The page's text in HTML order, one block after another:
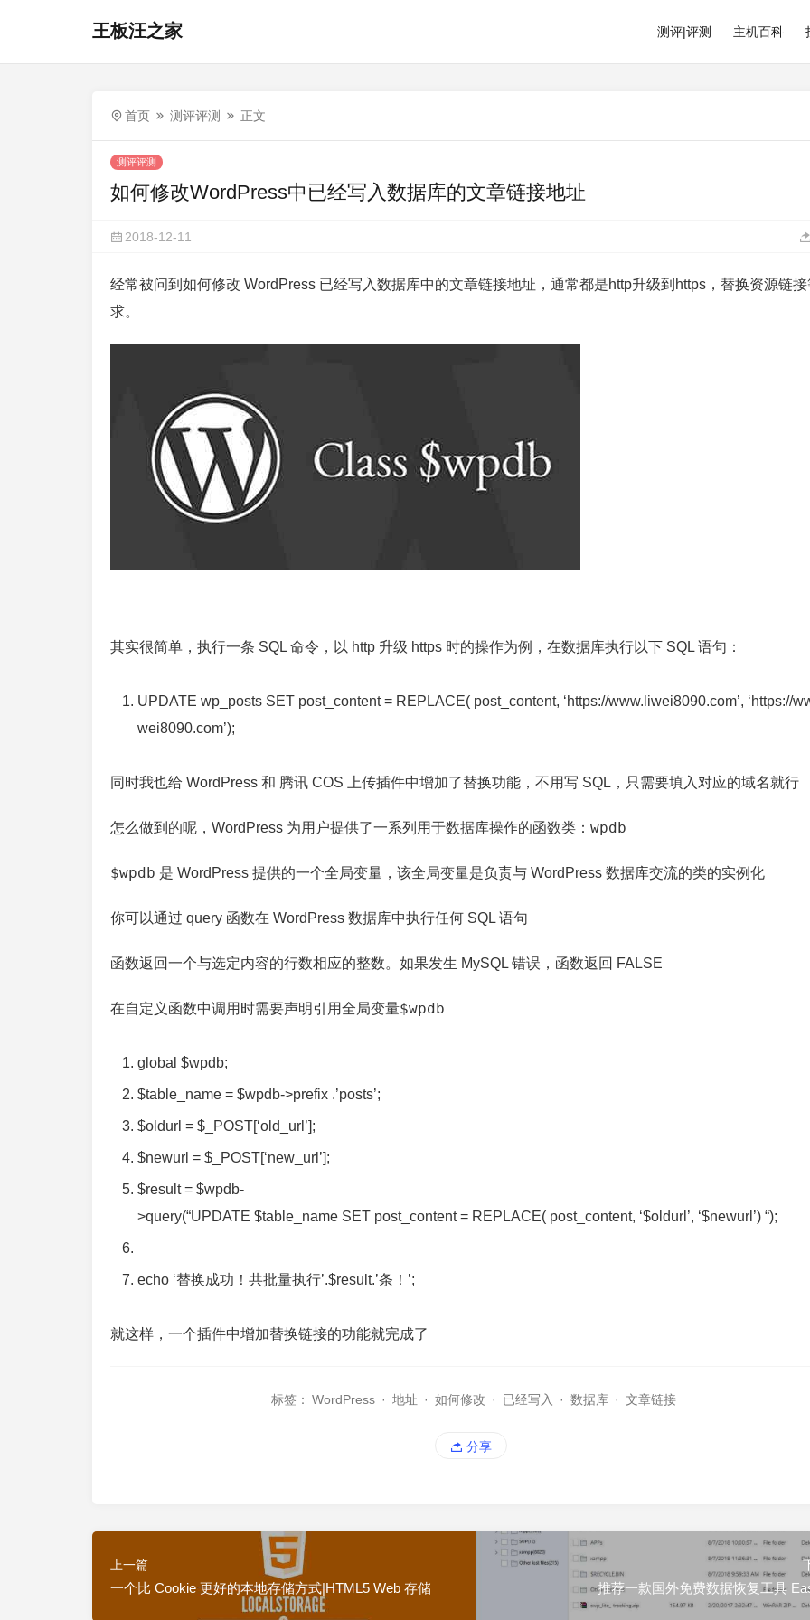
王板汪之家 测评|评测 主机百科
首页 测评评测 正文
测评评测
如何修改WordPress中已经写入数据库的文章链接地址
2018-12-11
经常被问到如何修改 WordPress 已经写入数据库中的文章链接地址，通常都是http升级到https，替换资源链接
求。
其实很简单，执行一条 SQL 命令，以 http 升级 https 时的操作为例，在数据库执行以下 SQL 语句：
UPDATE wp_posts SET post_content = REPLACE( post_content, ‘https://www.liwei8090.com’, ‘https://
wei8090.com’);
同时我也给 WordPress 和 腾讯 COS 上传插件中增加了替换功能，不用写 SQL，只需要填入对应的域名就行
怎么做到的呢，WordPress 为用户提供了一系列用于数据库操作的函数类： wpdb
$wpdb 是 WordPress 提供的一个全局变量，该全局变量是负责与 WordPress 数据库交流的类的实例化
你可以通过 query 函数在 WordPress 数据库中执行任何 SQL 语句
函数返回一个与选定内容的行数相应的整数。如果发生 MySQL 错误，函数返回 FALSE
在自定义函数中调用时需要声明引用全局变量$wpdb
global $wpdb;
$table_name = $wpdb->prefix .’posts’;
$oldurl = $_POST[‘old_url’];
$newurl = $_POST[‘new_url’];
$result = $wpdb-
>query(“UPDATE $table_name SET post_content = REPLACE( post_content, ‘$oldurl’, ‘$newurl’) “);
echo ‘替换成功！共批量执行’.$result.’条！’;
就这样，一个插件中增加替换链接的功能就完成了
标签： WordPress · 地址 · 如何修改 · 已经写入 · 数据库 · 文章链接
分享
上一篇
一个比 Cookie 更好的本地存储方式|HTML5 Web 存储 推荐一款国外免费数据恢复工具